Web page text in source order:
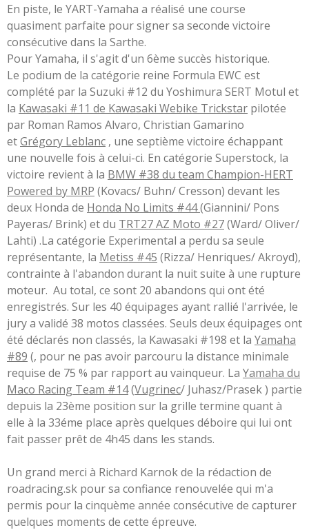
En piste, le YART-Yamaha a réalisé une course
quasiment parfaite pour signer sa seconde victoire
consécutive dans la Sarthe.
Pour Yamaha, il s'agit d'un 6ème succès historique.
Le podium de la catégorie reine Formula EWC est
complété par la Suzuki #12 du Yoshimura SERT Motul et
la Kawasaki #11 de Kawasaki Webike Trickstar pilotée
par Roman Ramos Alvaro, Christian Gamarino
etGrégory Leblanc , une septième victoire échappant
une nouvelle fois à celui-ci. En catégorie Superstock, la
victoire revient à la BMW #38 du team Champion-HERT
Powered by MRP (Kovacs/ Buhn/ Cresson) devant les
deux Honda de Honda No Limits #44(Giannini/ Pons
Payeras/ Brink) et du TRT27 AZ Moto #27(Ward/ Oliver/
Lahti) .La catégorie Experimental a perdu sa seule
représentante, la Metiss #45 (Rizza/ Henriques/ Akroyd),
contrainte à l'abandon durant la nuit suite à une rupture
moteur. Au total, ce sont 20 abandons qui ont été
enregistrés. Sur les 40 équipages ayant rallié l'arrivée, le
jury a validé 38 motos classées. Seuls deux équipages ont
été déclarés non classés, la Kawasaki #198 et la Yamaha
#89 (, pour ne pas avoir parcouru la distance minimale
requise de 75 % par rapport au vainqueur. La Yamaha du
Maco Racing Team #14(Vugrinec/ Juhasz/Prasek ) partie
depuis la 23ème position sur la grille termine quant à
elle à la 33éme place après quelques déboire qui lui ont
fait passer prêt de 4h45 dans les stands.
Un grand merci à Richard Karnok de la rédaction de
roadracing.sk pour sa confiance renouvelée qui m'a
permis pour la cinquème année consécutive de capturer
quelques moments de cette épreuve.